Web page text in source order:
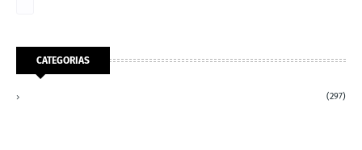
CATEGORIAS
(297)